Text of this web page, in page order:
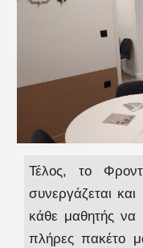
Τέλος, το
συνεργάζεται
κάθε μαθητής
πλήρες πακέτο